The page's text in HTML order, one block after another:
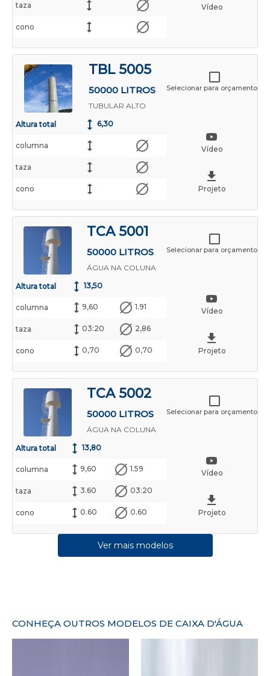
Vídeo
taza
cono
TBL 5005
50000 LITROS
TUBULAR ALTO
Vídeo
Projeto
Altura total 6,30
columna
taza
cono
Selecionar para orçamento
TCA 5001
50000 LITROS
ÁGUA NA COLUNA
Vídeo
Projeto
Altura total 13,50
columna 9,60 1.91
taza 03:20 2,86
cono 0,70 0,70
Selecionar para orçamento
TCA 5002
50000 LITROS
ÁGUA NA COLUNA
Vídeo
Projeto
Altura total 13,80
columna 9,60 1.59
taza 3.60 03:20
cono 0.60 0.60
Selecionar para orçamento
Ver mais modelos
CONHEÇA OUTROS MODELOS DE CAIXA D'ÁGUA